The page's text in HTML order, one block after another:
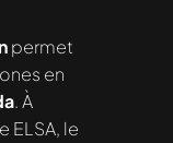
permet
en
. À
ELSA, le